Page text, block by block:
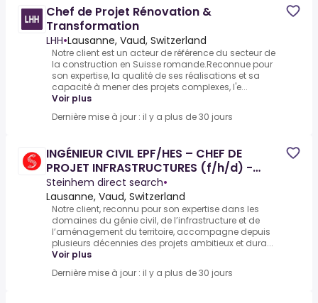
Chef de Projet Rénovation &
Transformation
LHH•Lausanne, Vaud, Switzerland
Notre client est un acteur de référence du secteur de
la construction en Suisse romande.Reconnue pour
son expertise, la qualité de ses réalisations et sa
capacité à mener des projets complexes, l'e...
Voir plus
Dernière mise à jour : il y a plus de 30 jours
INGÉNIEUR CIVIL EPF/HES – CHEF DE
PROJET INFRASTRUCTURES (f/h/d) -
GENEVE ou LAUSANNE
Steinhem direct search•
Lausanne, Vaud, Switzerland
Notre client, reconnu pour son expertise dans les
domaines du génie civil, de l’infrastructure et de
l’aménagement du territoire, accompagne depuis
plusieurs décennies des projets ambitieux et dura...
Voir plus
Dernière mise à jour : il y a plus de 30 jours